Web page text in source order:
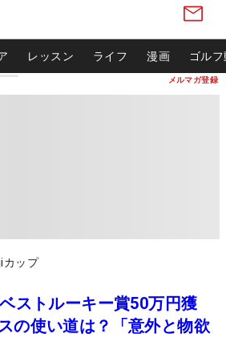
メルマガ登録
レッスン ライフ 漫画 ゴル
カップ
ストルーキー賞50万円獲
の使い道は？「意外と物欲